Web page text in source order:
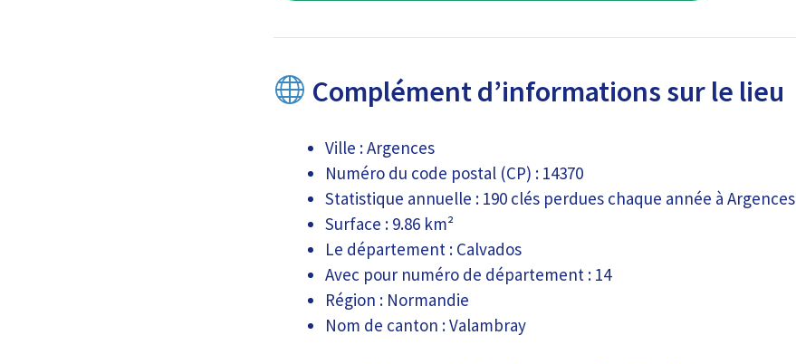
Complément d’informations sur le lieu
Ville : Argences
Numéro du code postal (CP) : 14370
Statistique annuelle : 190 clés perdues chaque année à Argences
Surface : 9.86 km²
Le département : Calvados
Avec pour numéro de département : 14
Région : Normandie
Nom de canton : Valambray